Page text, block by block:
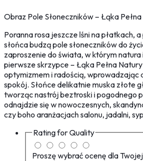
Obraz Pole Słoneczników – Łąka
Poranna rosa jeszcze lśni na płatkach,
słońca budzą pole słoneczników do
zaproszenie do świata, w którym
pierwsze skrzypce – Łąka Pełna
optymizmem i radością, wprowadzając
spokój. Słońce delikatnie muska złote
tworząc nastrój beztroski i pogodnego
odnajdzie się w nowoczesnych,
czy boho aranżacjach salonu, jadalni,
Rating forQuality
Proszę wybrać ocenę dla